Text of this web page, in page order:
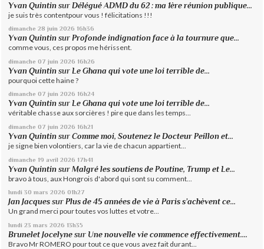
Yvan Quintin surDélégué ADMD du 62 : ma 1ère réunion publique...
je suis très contentpour vous ! félicitations !!!
dimanche 28 juin 2026 16h36
Yvan Quintin surProfonde indignation face à la tournure que...
comme vous, ces propos me hérissent.
dimanche 07 juin 2026 16h26
Yvan Quintin sur Le Ghana qui vote une loi terrible de...
pourquoi cette haine ?
dimanche 07 juin 2026 16h24
Yvan Quintin surLe Ghana qui vote une loi terrible de...
véritable chasse aux sorcières ! pire que dans les temps...
dimanche 07 juin 2026 16h21
Yvan Quintin surComme moi, Soutenez le Docteur Peillon et...
je signe bien volontiers, car la vie de chacun appartient...
dimanche 19 avril 2026 17h41
Yvan Quintin surMalgré les soutiens de Poutine, Trump et Le...
bravo à tous, aux Hongrois d'abord qui sont su comment...
lundi 30 mars 2026 01h27
Jan Jacques surPlus de 45 années de vie à Paris s’achèvent ce...
Un grand merci pour toutes vos luttes et votre...
lundi 23 mars 2026 13h35
Brunelet Jocelyne sur Une nouvelle vie commence effectivement....
Bravo Mr ROMERO pour tout ce que vous avez fait durant...